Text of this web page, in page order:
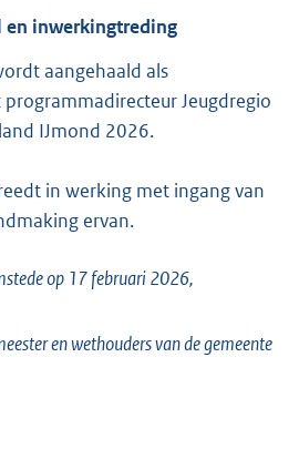
en inwerkingtreding
aangehaald als
programmadirecteur Jeugdregio
IJmond 2026.
in werking met ingang van
ervan.
op 17 februari 2026,
en wethouders van de gemeente